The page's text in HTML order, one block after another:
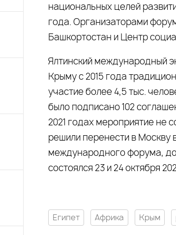
национальных целей
года. Организаторами
Башкортостан и Центр
Ялтинский международный
Крыму с 2015 года
участие более 4,5 тыс.
было подписано 102
2021 годах мероприятие не
решили перенести в Москву
международного форума,
состоялся 23 и 24 октября
Египет Африка Крым